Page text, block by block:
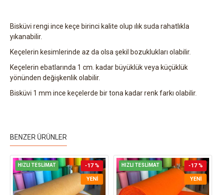
Bisküvi rengi ince keçe birinci kalite olup ılık suda rahatlıkla
yıkanabilir.
Keçelerin kesimlerinde az da olsa şekil bozuklukları olabilir.
Keçelerin ebatlarında 1 cm. kadar büyüklük veya küçüklük
yönünden değişkenlik olabilir.
Bisküvi 1 mm ince keçelerde bir tona kadar renk farkı olabilir.
BENZER ÜRÜNLER
HIZLI TESLİMAT
YENI
-17 % HIZLI TESLİMAT
YENI
-17 %